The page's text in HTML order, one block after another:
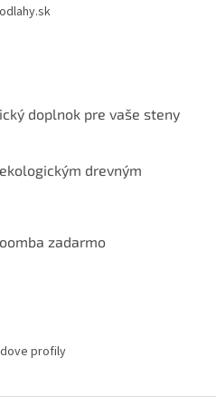
doplnok pre vaše steny
drevným
zadarmo
profily